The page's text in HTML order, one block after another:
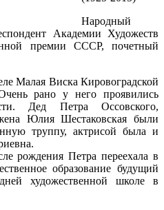
Народный
Академии Художеств
премии СССР, почетный
Малая Виска Кировоградской
рано у него проявились
Дед Петра Оссовского,
Юлия Шестаковская были
труппу, актрисой была и
рождения Петра переехала в
образование будущий
художественной школе в